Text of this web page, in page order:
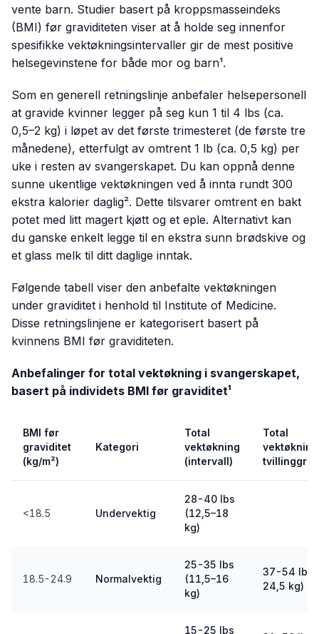
vente barn. Studier basert på kroppsmasseindeks
(BMI) før graviditeten viser at å holde seg innenfor
spesifikke vektøkningsintervaller gir de mest positive
helsegevinstene for både mor og barn¹.
Som en generell retningslinje anbefaler helsepersonell
at gravide kvinner legger på seg kun 1 til 4 lbs (ca.
0,5–2 kg) i løpet av det første trimesteret (de første tre
månedene), etterfulgt av omtrent 1 lb (ca. 0,5 kg) per
uke i resten av svangerskapet. Du kan oppnå denne
sunne ukentlige vektøkningen ved å innta rundt 300
ekstra kalorier daglig². Dette tilsvarer omtrent en bakt
potet med litt magert kjøtt og et eple. Alternativt kan
du ganske enkelt legge til en ekstra sunn brødskive og
et glass melk til ditt daglige inntak.
Følgende tabell viser den anbefalte vektøkningen
under graviditet i henhold til Institute of Medicine.
Disse retningslinjene er kategorisert basert på
kvinnens BMI før graviditeten.
Anbefalinger for total vektøkning i svangerskapet,
basert på individets BMI før graviditet¹
BMI før
graviditet
(kg/m²)
Kategori
Total
vektøkning
(intervall)
Total
<18.5 Undervektig
28-40 lbs
(12,5–18
kg)
18.5-24.9 Normalvektig
25-35 lbs
(11,5–16
kg)
37-54 lbs
24,5 kg)
15-25 lbs